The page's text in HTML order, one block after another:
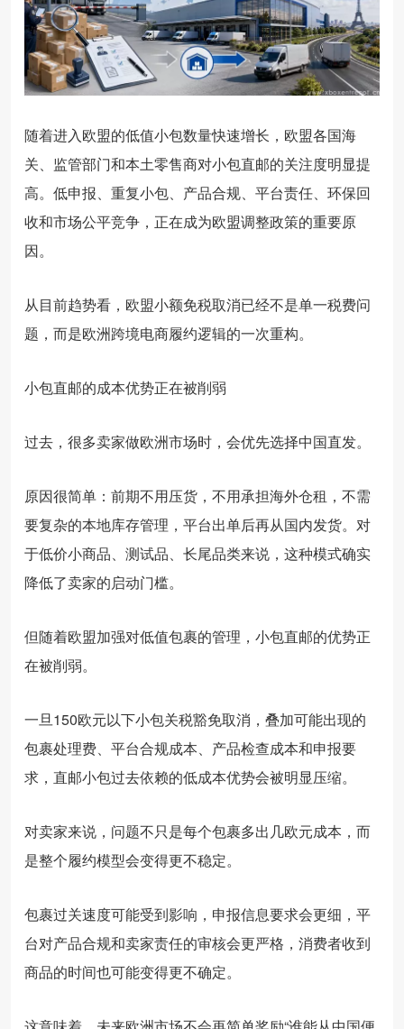
随着进入欧盟的低值小包数量快速增长，欧盟各国海
关、监管部门和本土零售商对小包直邮的关注度明显提
高。低申报、重复小包、产品合规、平台责任、环保回
收和市场公平竞争，正在成为欧盟调整政策的重要原
因。
从目前趋势看，欧盟小额免税取消已经不是单一税费问
题，而是欧洲跨境电商履约逻辑的一次重构。
小包直邮的成本优势正在被削弱
过去，很多卖家做欧洲市场时，会优先选择中国直发。
原因很简单：前期不用压货，不用承担海外仓租，不需
要复杂的本地库存管理，平台出单后再从国内发货。对
于低价小商品、测试品、长尾品类来说，这种模式确实
降低了卖家的启动门槛。
但随着欧盟加强对低值包裹的管理，小包直邮的优势正
在被削弱。
一旦150欧元以下小包关税豁免取消，叠加可能出现的
包裹处理费、平台合规成本、产品检查成本和申报要
求，直邮小包过去依赖的低成本优势会被明显压缩。
对卖家来说，问题不只是每个包裹多出几欧元成本，而
是整个履约模型会变得更不稳定。
包裹过关速度可能受到影响，申报信息要求会更细，平
台对产品合规和卖家责任的审核会更严格，消费者收到
商品的时间也可能变得更不确定。